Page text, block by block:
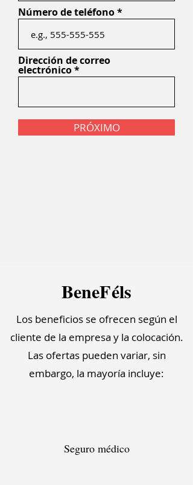
Número de teléfono
Dirección de correo
electrónico
PRÓXIMO
BeneFéls
Los beneficios se ofrecen según el
cliente de la empresa y la colocación.
Las ofertas pueden variar, sin
embargo, la mayoría incluye:
Seguro médico